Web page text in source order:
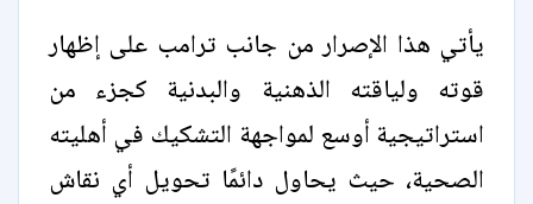
يأتي هذا الإصرار من جانب ترامب على إظهار
قوته ولياقته الذهنية والبدنية كجزء من
استراتيجية أوسع لمواجهة التشكيك في أهليته
الصحية، حيث يحاول دائمًا تحويل أي نقاش